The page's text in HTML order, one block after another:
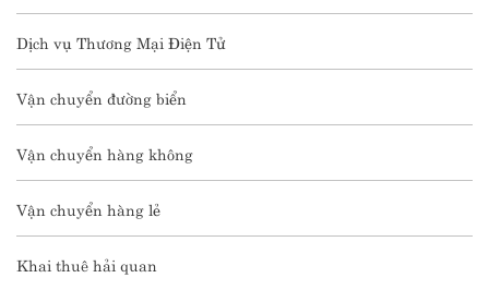
Dịch vụ Thương Mại Điện Tử
Vận chuyển đường biển
Vận chuyển hàng không
Vận chuyển hàng lẻ
Khai thuê hải quan